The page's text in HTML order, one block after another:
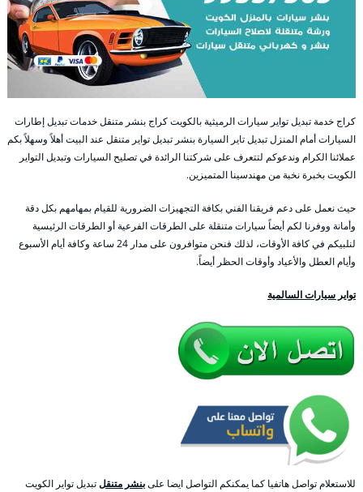
كراج خدمة تبديل تواير سيارات الرميثية بالكويت كراج بنشر متنقل خدمات تبديل إطارات
السيارات أمام المنزل تبديل تاير السيارة بنشر تبديل تواير متنقل عند البيت أهلاً وسهلاً بكم
عملائنا الكرام وندعوكم لتتعرف على شركتنا الرائدة في تصليح السيارات وتبديل التواير
الكويت بخبرة نخبة من مهندسينا المتميزين.
حيث نعمل على دعم فريقنا الفني بكافة التجهيزات الضرورية للقيام بمهامهم بكل دقة
وأمانة ووفرنا لكم أيضاً سيارات متنقلة على الطرقات الفرعية أو الطرقات الرئيسية
لنلبيكم في كافة الأوقات، لذلك فنحن متوافرون على مدار 24 ساعة وكافة أيام الأسبوع
وأيام العطل والأعياد وأوقات الحظر أيضاً.
تواير سيارات السالمية
للاستعلام تواصل هاتفيا كما يمكنكم التواصل ايضا علىبنشر متنقلتبديل تواير الكويت